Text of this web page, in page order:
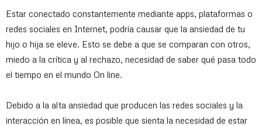
Estar conectado constantemente mediante apps, plataformas o
redes sociales en Internet, podría causar que la ansiedad de tu
hijo o hija se eleve. Esto se debe a que se comparan con otros,
miedo a la crítica y al rechazo, necesidad de saber qué pasa todo
el tiempo en el mundo On line.
Debido a la alta ansiedad que producen las redes sociales y la
interacción en línea, es posible que sienta la necesidad de estar